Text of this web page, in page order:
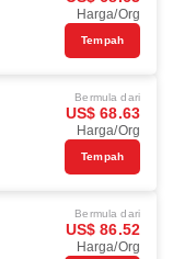
Harga/Org
Tempah
Bermula dari
US$ 68.63
Harga/Org
Tempah
Bermula dari
US$ 86.52
Harga/Org